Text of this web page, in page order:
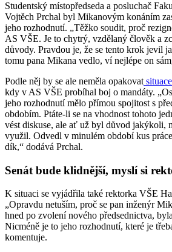
Studentský místopředseda a posluchač
Vojtěch Prchal byl Mikanovým konáním
jeho rozhodnutí. „Těžko soudit, proč
AS VŠE. Je to chytrý, vzdělaný člověk a
důvody. Pravdou je, že se tento krok jevil
tomu pana Mikana vedlo, ví nejlépe on
Podle něj by se ale neměla opakovat
kdy v AS VŠE probíhal boj o mandáty.
jeho rozhodnutí mělo přímou spojitost s
obdobím. Ptáte-li se na vhodnost tohoto
vést diskuse, ale ať už byl důvod jakýkoli,
využil. Odvedl v minulém období kus
dík,“ dodává Prchal.
Senát bude klidnější, myslí si
K situaci se vyjádřila také rektorka VŠE
„Opravdu netuším, proč se pan inženýr
hned po zvolení nového předsednictva,
Nicméně je to jeho rozhodnutí, které je
komentuje.